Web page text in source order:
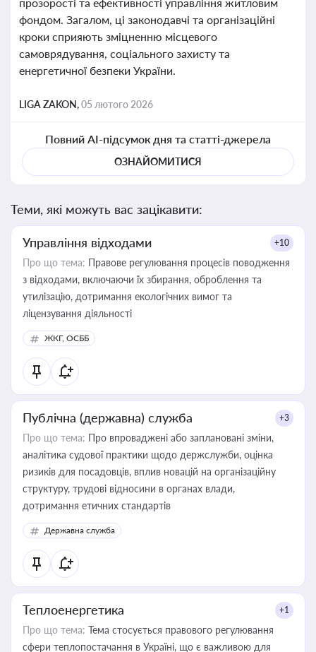
фондом. Загалом, ці законодавчі та організаційні
кроки сприяють зміцненню місцевого
самоврядування, соціального захисту та
енергетичної безпеки України.
LIGA ZAKON,05 лютого 2026
Повний AI-підсумок дня та статті-джерела
ОЗНАЙОМИТИСЯ
Теми, які можуть вас зацікавити:
Управління відходами +10
Про що тема: Правове регулювання процесів поводження
з відходами, включаючи їх збирання, оброблення та
утилізацію, дотримання екологічних вимог та
ліцензування діяльності
ЖКГ, ОСББ
Публічна (державна) служба +3
Про що тема: Про впроваджені або заплановані зміни,
аналітика судової практики щодо держслужби, оцінка
ризиків для посадовців, вплив новацій на організаційну
структуру, трудові відносини в органах влади,
дотримання етичних стандартів
Державна служба
Теплоенергетика +1
Про що тема: Тема стосується правового регулювання
сфери теплопостачання в Україні, що є важливою для